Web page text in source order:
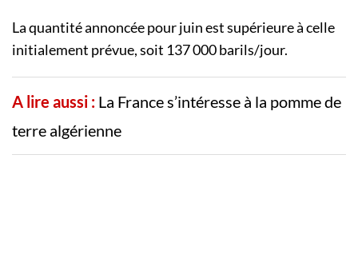
La quantité annoncée pour juin est supérieure à celle
initialement prévue, soit 137 000 barils/jour.
A lire aussi : La France s’intéresse à la pomme de
terre algérienne